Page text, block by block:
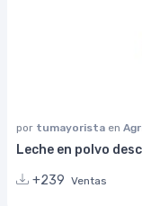
por tumayorista en
Leche en polvo
+239 Ventas